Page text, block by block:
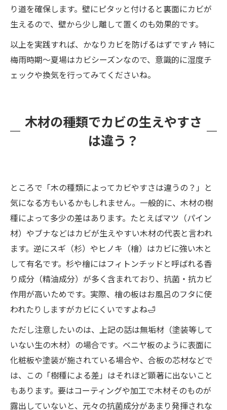
り道を確保します。壁にピタッと付けると裏面にカビが
生えるので、壁から少し離して置くのも効果的です。
以上を実践すれば、かなりカビを防げるはずです🎶 特に
梅雨時期～夏場はカビシーズンなので、意識的に湿度チ
ェックや換気を行ってみてくださいね。
木材の種類でカビの生えやすさ
は違う？
ところで「木の種類によってカビやすさは違うの？」と
気になる方もいるかもしれません。一般的に、木材の樹
種によって多少の差はあります。たとえばマツ（パイン
材）やブナなどはカビが生えやすい木材の代表と言われ
ます。逆にスギ（杉）やヒノキ（檜）はカビに強い木と
して有名です。杉や檜にはフィトンチッドと呼ばれる香
り成分（精油成分）が多く含まれており、抗菌・抗カビ
作用が高いためです。実際、檜の板はお風呂のフタに使
われたりしますがカビにくいですよね🛁
ただし注意したいのは、上記の話は無垢材（塗装等して
いない生の木材）の場合です。ベニヤ板のように表面に
化粧板や塗装が施されている場合や、合板の芯材などで
は、この「樹種による差」はそれほど顕著に出ないこと
もあります。要はコーティングや加工で木材そのものが
露出していないと、元々の抗菌成分があまり発揮されな